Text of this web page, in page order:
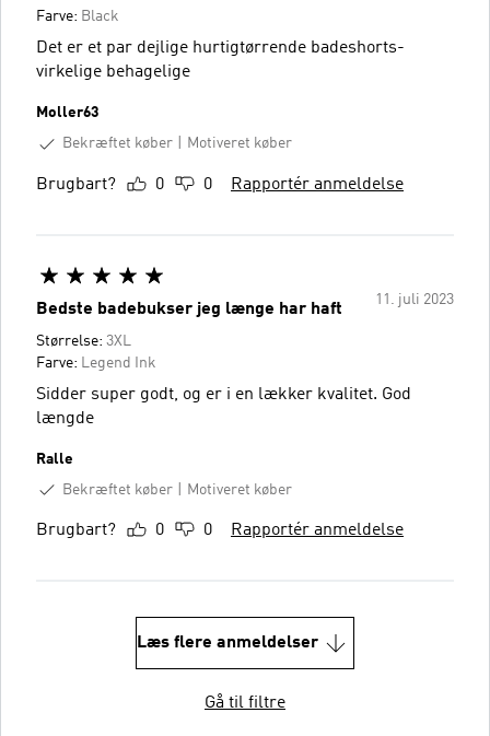
Farve: Black
Det er et par dejlige hurtigtørrende badeshorts-
virkelige behagelige
Moller63
Bekræftet køber
Motiveret køber
Brugbart? 0 0 Rapportér anmeldelse
11. juli 2023
Bedste badebukser jeg længe har haft
Størrelse: 3XL
Farve:
Legend Ink
Sidder super godt, og er i en lækker kvalitet. God
længde
Ralle
Bekræftet køber
Motiveret køber
Brugbart? 0 0 Rapportér anmeldelse
Læs flere anmeldelser
Gå til filtre